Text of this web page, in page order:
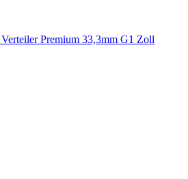
Premium 33,3mm G1 Zoll